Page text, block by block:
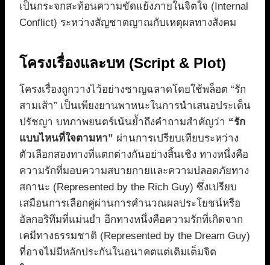
เป็นกระจกสะท้อนความขัดแย้งภายในจิตใจ (Internal
Conflict) ระหว่างสัญชาตญาณกับเหตุผลทางสังคม
โครงเรื่องและบท (Script & Plot)
โครงเรื่องถูกวางไว้อย่างชาญฉลาดโดยใช้พล็อต “รัก
สามเส้า” เป็นเพียงยานพาหนะในการนำเสนอประเด็น
ปรัชญา บทภาพยนตร์เน้นย้ำถึงคำถามสำคัญว่า “รัก
แบบไหนที่ใจตามหา” ผ่านการเปรียบเทียบระหว่าง
ตัวเลือกสองทางที่แตกต่างกันอย่างสิ้นเชิง ทางหนึ่งคือ
ความรักที่มอบความสบายกายและความปลอดภัยทาง
สถานะ (Represented by the Rich Guy) ซึ่งเปรียบ
เสมือนการเลือกคู่ผ่านการคำนวณผลประโยชน์หรือ
อัลกอริทึมที่แม่นยำ อีกทางหนึ่งคือความรักที่เกิดจาก
เคมีทางธรรมชาติ (Represented by the Dream Guy)
ที่อาจไม่มีหลักประกันในอนาคตแต่เติมเต็มจิต